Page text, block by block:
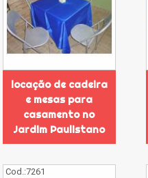
locação de cadeira
e mesas para
casamento no
Jardim Paulistano
Cod.:7261